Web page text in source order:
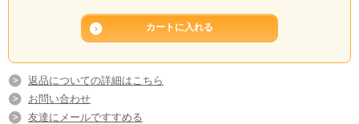
返品についての詳細はこちら
お問い合わせ
友達にメールですすめる